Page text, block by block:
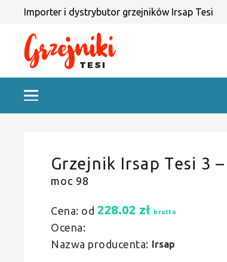
Importer i dystrybutor grzejników Irsap Tesi
Grzejnik Irsap Tesi 3
moc 98
Cena: od 228.02 zł brutto
Ocena:
Nazwa producenta: Irsap